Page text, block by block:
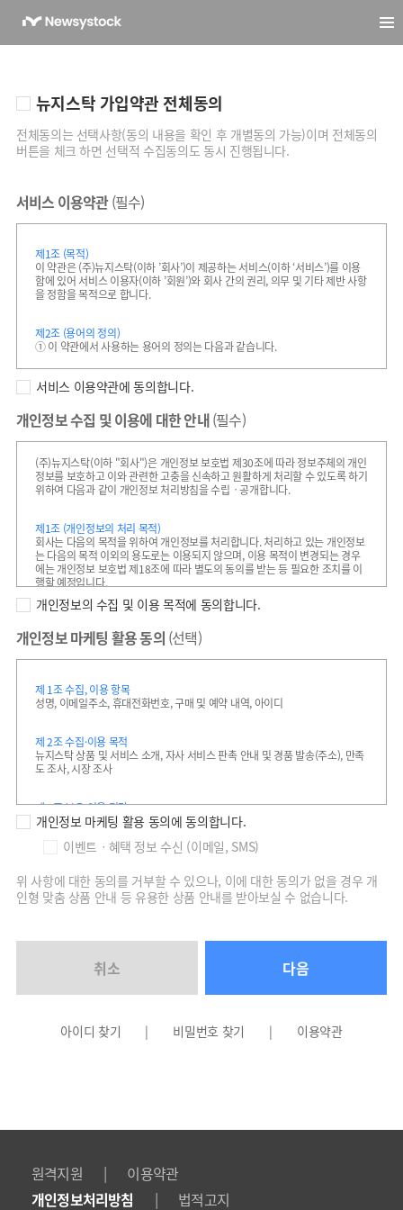
뉴지스탁 가입약관 전체동의
전체동의는 선택사항(동의 내용을 확인 후 개별동의 가능)이며 전체동의
버튼을 체크 하면 선택적 수집동의도 동시 진행됩니다.
서비스 이용약관(필수)
제1조 (목적)
이 약관은 (주)뉴지스탁(이하 ’회사’)이 제공하는 서비스(이하 ‘서비스’)를 이용
함에 있어 서비스 이용자(이하 ’회원’)와 회사 간의 권리, 의무 및 기타 제반 사항
을 정함을 목적으로 합니다.
제2조 (용어의 정의)
① 이 약관에서 사용하는 용어의 정의는 다음과 같습니다.
1. “서비스”라 함은 회사가 개발하여 인터넷을 통하여 서비스하고 있는 서
비스 및 기타 서비스 일체를 의미합니다.
고 회원 가입을 한 자로서, 회사와 서비스 이용 계약을 체결하고 서비스
이용 아이디와 비밀번호를 부여 받아 서비스를 이용하는 고객을 말합니
다.
3. “회원ID”라 함은 회원의 식별과 서비스 이용을 위하여 회원이 선정하고
회사가 사용을 승인하여 부여한 문자 또는 숫자의 조합을 말합니다.
4. “비밀번호”라 함은 회원이 부여 받은 회원ID와 일치된 회원임을 확인하
고, 회원의 개인정보를 보호하기 위하여 회원이 정한 문자와 숫자의 조합
5. “이용고객”이라 함은 회사가 제공하는 서비스를 이용하는 자(회원, 비회
원 포함)를 의미합니다.
6. “이용계약”이라 함은 회사가 제공하는 서비스를 이용하기 위하여 회사
홈페이지에서 회원가입을 통해 회사와 이용고객 간에 체결하는 계약을
말합니다.
7. “이용해지”라 함은 회사 또는 회원이 이용계약을 해지하는 것을 말합니
다.
영을 위하여 회사에서 선정한 자를 말합니다.
9. “별명”이라 함은 회원ID 이외에 서비스를 이용하기 위해 별도로 설정 가
능한 닉네임을 말합니다.
보를 보호하기 위하여 회원가입 시 휴대폰, 공인인증서, 신용카드 등을 통
하여 본인을 확인하는 것을 말합니다.
11. “게시물”이라 함은 회사의 서비스 내에 회원이 등록한 글, 사진, 동영상,
12. “포인트”라 함은 회사가 지급한 적립금의 단위를 말합니다.
13. “적립금” 이란 사이버 자산의 일종으로 회사가 제공하는 특정 서비스 구
매 시 사용 가능한 쿠폰을 통해 등록 가능한 적립 포인트를 말하며 통상적
으로 1p가 1원을 의미합니다.
에게 제공하는 구매시 사용 가능한 할인쿠폰, 적립 포인트, 이용권 등을
말합니다. [본 조에서 정하는 쿠폰 또는 포인트 적립에 관한 사항은 별첨
에 의하여 지급되며 회사의 정책 또는 기타 사정에 의하여 그 내용이 변경
될 수 있으며, 이러한 변경사항이 있을 경우에 회사는 웹사이트에 게재하
15. “서비스 이용권”이란 뉴지스탁의 특정 서비스를 이용할 수 있는 이용권
을 말합니다.
비스별 정책에서 정하지 아니한 것은 일반적인 상관례에 의합니다.
제3조 (이용약관의 효력 및 변경)
(http://www.newsystock.com 이하 ‘홈페이지’)를 통하여 공지함으로
② 회원 가입 시 본 약관에 동의한 회원은 동의한 때로부터 본 약관의 적용을 받
게 되며, 약관이 개정된 경우에는 개정된 약관의 효력이 발생하는 시점부터 개
까지 공지하며, 이용자에게 불리한 내용 또는 중요한 내용의 개정의 경 우에는
니다. 본 약관의 변경에 대하여 이의가 있는 회원은 회원탈퇴를 통해 이용계약
을 해지할 수 있습니다. 다만, 이용계약이 해지되면 로그인 후 제공되는 서비스
를 이용할 수 없게 됩니다.
서비스 이용약관에 동의합니다.
개인정보 수집 및 이용에 대한 안내(필수)
(주)뉴지스탁(이하 "회사")은 개인정보 보호법 제30조에 따라 정보주체의 개인
정보를 보호하고 이와 관련한 고충을 신속하고 원활하게 처리할 수 있도록 하기
위하여 다음과 같이 개인정보 처리방침을 수립ㆍ공개합니다.
제1조 (개인정보의 처리 목적)
회사는 다음의 목적을 위하여 개인정보를 처리합니다. 처리하고 있는 개인정보
는 다음의 목적 이외의 용도로는 이용되지 않으며, 이용 목적이 변경되는 경우
에는 개인정보 보호법 제18조에 따라 별도의 동의를 받는 등 필요한 조치를 이
행할 예정입니다.
1. 회원 가입 및 관리
외부 인증 서비스(예: Google, Kakao, Apple, Naver 등)를 통한
간편 로그인 및 계정 연동, 회원자격 유지ㆍ관리, 서비스 부정이용
방지, 각종 고지ㆍ통지, 고충처리 등
2. 재화 또는 서비스 제공
￮ 서비스 공급, AI 기반 투자 전략 생성 및 제공, 계약서ㆍ청구서 발송,
콘텐츠 제공, 맞춤서비스 제공, 본인인증, 요금결제ㆍ정산
3. 신규 서비스 개발 및 마케팅ㆍ광고에의 활용
￮ 신규 서비스 개발 및 맞춤 서비스 제공, 인공지능(AI) 모델 학습 및
서비스 성능 개선, 이벤트 및 광고성 정보 제공 및 참여기회 제공,
접속빈도 파악 또는 회원의 서비스 이용에 대한 통계
제2조 (개인정보의 처리 및 보유 기간)
① 회사는 법령에 따른 개인정보 보유ㆍ이용기간 또는 정보주체로부터 개인정
보유합니다.
순번 개인정보파일의 명칭
전자상거래에서의 계약ㆍ청약철회
3 대금결제, 서비스 등 공급 기록
제 3조 (개인정보의 제3자 제공)
제 4조 (개인정보처리 위탁)
개인정보의 수집 및 이용 목적에 동의합니다.
개인정보 마케팅 활용 동의 (선택)
제 1조 수집, 이용 항목
성명, 이메일주소, 휴대전화번호, 구매 및 예약 내역, 아이디
제 2조 수집·이용 목적
뉴지스탁 상품 및 서비스 소개, 자사 서비스 판촉 안내 및 경품 발송(주소), 만족
도 조사, 시장 조사
제 3조 보유·이용 기간
수집·이용 동의일로부터 회원 탈퇴 시 까지
맞춤 상품 안내 등 유용한 상품 안내를 받아보실 수 없습니다.
개인정보 마케팅 활용 동의에 동의합니다.
이벤트ㆍ혜택 정보 수신 (이메일, SMS)
위 사항에 대한 동의를 거부할 수 있으나, 이에 대한 동의가 없을 경우 개
인형 맞춤 상품 안내 등 유용한 상품 안내를 받아보실 수 없습니다.
취소 다음
아이디 찾기 | 비밀번호 찾기 | 이용약관
원격지원 |
이용약관
개인정보처리방침
| 법적고지